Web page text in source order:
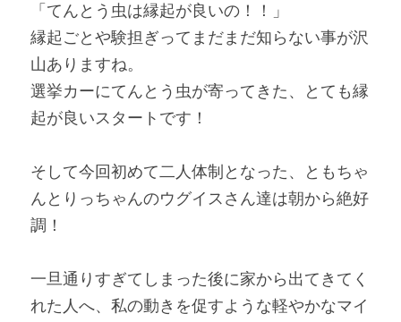
「てんとう虫は縁起が良いの！！」
縁起ごとや験担ぎってまだまだ知らない事が沢
山ありますね。
選挙カーにてんとう虫が寄ってきた、とても縁
起が良いスタートです！
そして今回初めて二人体制となった、ともちゃ
んとりっちゃんのウグイスさん達は朝から絶好
調！
一旦通りすぎてしまった後に家から出てきてく
れた人へ、私の動きを促すような軽やかなマイ